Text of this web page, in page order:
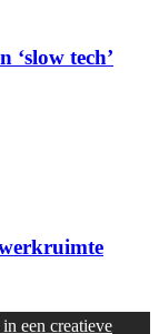
‘slow tech’
een creatieve